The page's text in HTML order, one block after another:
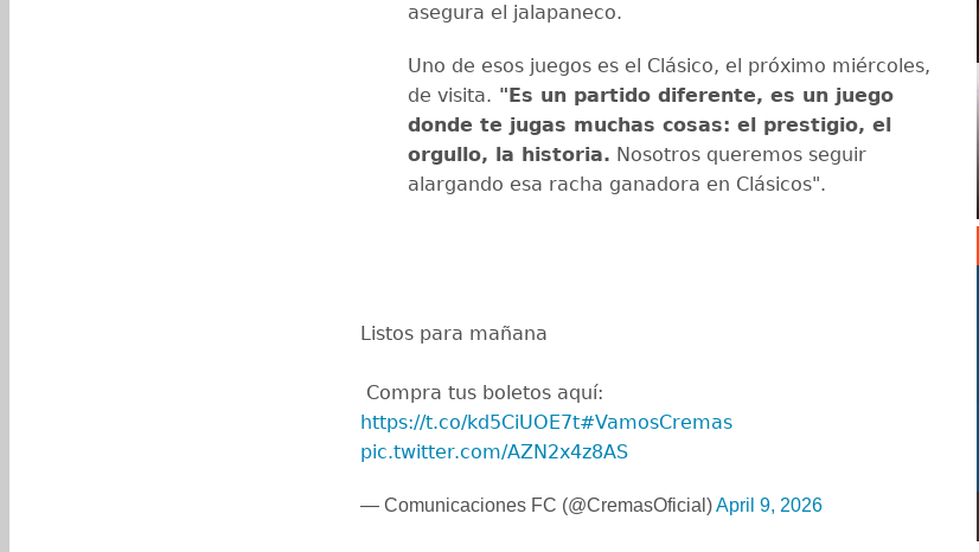
asegura el jalapaneco.
Uno de esos juegos es el Clásico, el próximo miércoles,
de visita. "Es un partido diferente, es un juego
donde te jugas muchas cosas: el prestigio, el
orgullo, la historia. Nosotros queremos seguir
alargando esa racha ganadora en Clásicos".
Listos para mañana
️ Compra tus boletos aquí:
https://t.co/kd5CiUOE7t#VamosCremas
pic.twitter.com/AZN2x4z8AS
— Comunicaciones FC (@CremasOficial)April 9, 2026